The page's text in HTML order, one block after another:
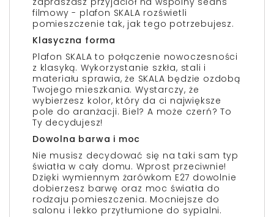
filmowy - plafon SKALA rozświetli
pomieszczenie tak, jak tego potrzebujesz.
Klasyczna forma
Plafon SKALA to połączenie nowoczesności
z klasyką. Wykorzystanie szkła, stali i
materiału sprawia, że SKALA będzie ozdobą
Twojego mieszkania. Wystarczy, że
wybierzesz kolor, który da ci największe
pole do aranżacji. Biel? A może czerń? To
Ty decydujesz!
Dowolna barwa i moc
Nie musisz decydować się na taki sam typ
światła w cały domu. Wprost przeciwnie!
Dzięki wymiennym żarówkom E27 dowolnie
dobierzesz barwę oraz moc światła do
rodzaju pomieszczenia. Mocniejsze do
salonu i lekko przytłumione do sypialni.